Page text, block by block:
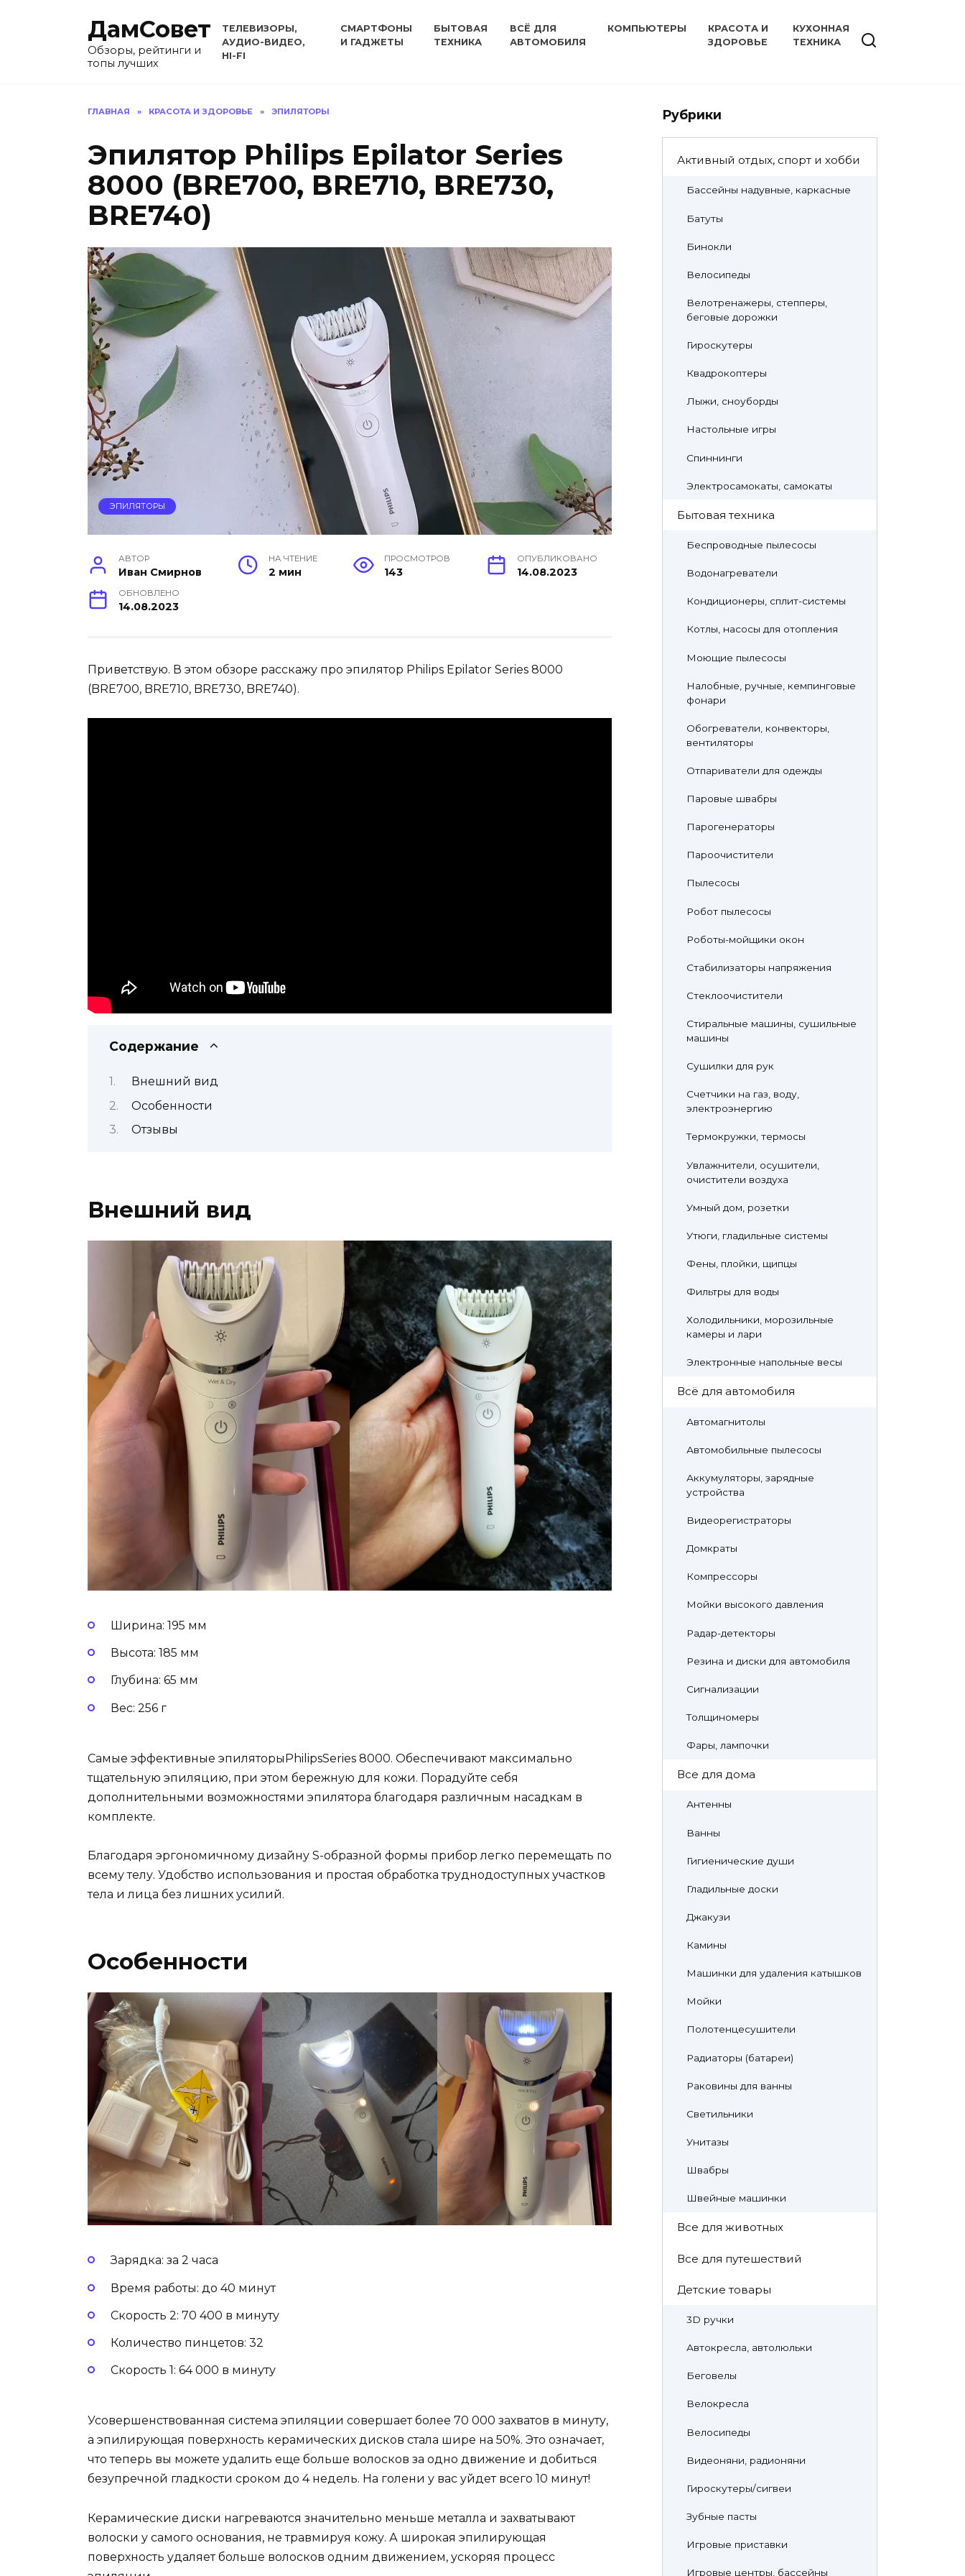
ДамСовет
Обзоры, рейтинги и
топы лучших
ТЕЛЕВИЗОРЫ,
АУДИО-ВИДЕО,
HI-FI
СМАРТФОНЫ
И ГАДЖЕТЫ
БЫТОВАЯ
ТЕХНИКА
ВСЁ ДЛЯ
АВТОМОБИЛЯ
КОМПЬЮТЕРЫ
КРАСОТА И
ЗДОРОВЬЕ
КУХОННАЯ
ТЕХНИКА
ГЛАВНАЯ » КРАСОТА И ЗДОРОВЬЕ » ЭПИЛЯТОРЫ
Эпилятор Philips Epilator Series
8000 (BRE700, BRE710, BRE730,
BRE740)
ЭПИЛЯТОРЫ
АВТОР
Иван Смирнов
НА ЧТЕНИЕ
2 мин
ПРОСМОТРОВ
143
ОПУБЛИКОВАНО
14.08.2023
ОБНОВЛЕНО
14.08.2023
Приветствую. В этом обзоре расскажу про эпилятор Philips Epilator Series 8000
(BRE700, BRE710, BRE730, BRE740).
Содержание
Внешний вид
Особенности
Отзывы
Внешний вид
Ширина: 195 мм
Высота: 185 мм
Глубина: 65 мм
Вес: 256 г
Самые эффективные эпиляторыPhilipsSeries 8000. Обеспечивают максимально
тщательную эпиляцию, при этом бережную для кожи. Порадуйте себя
дополнительными возможностями эпилятора благодаря различным насадкам в
комплекте.
Благодаря эргономичному дизайну S-образной формы прибор легко перемещать по
всему телу. Удобство использования и простая обработка труднодоступных участков
тела и лица без лишних усилий.
Особенности
Зарядка: за 2 часа
Время работы: до 40 минут
Скорость 2: 70 400 в минуту
Количество пинцетов: 32
Скорость 1: 64 000 в минуту
Усовершенствованная система эпиляции совершает более 70 000 захватов в минуту,
а эпилирующая поверхность керамических дисков стала шире на 50%. Это означает,
что теперь вы можете удалить еще больше волосков за одно движение и добиться
безупречной гладкости сроком до 4 недель. На голени у вас уйдет всего 10 минут!
Керамические диски нагреваются значительно меньше металла и захватывают
волоски у самого основания, не травмируя кожу. А широкая эпилирующая
поверхность удаляет больше волосков одним движением, ускоряя процесс
Рубрики
Активный отдых, спорт и хобби
Бассейны надувные, каркасные
Батуты
Бинокли
Велосипеды
Велотренажеры, степперы,
беговые дорожки
Гироскутеры
Квадрокоптеры
Лыжи, сноуборды
Настольные игры
Спиннинги
Электросамокаты, самокаты
Бытовая техника
Беспроводные пылесосы
Водонагреватели
Кондиционеры, сплит-системы
Котлы, насосы для отопления
Моющие пылесосы
Налобные, ручные, кемпинговые
фонари
Обогреватели, конвекторы,
вентиляторы
Отпариватели для одежды
Паровые швабры
Парогенераторы
Пароочистители
Пылесосы
Робот пылесосы
Роботы-мойщики окон
Стабилизаторы напряжения
Стеклоочистители
Стиральные машины, сушильные
машины
Сушилки для рук
Счетчики на газ, воду,
электроэнергию
Термокружки, термосы
Увлажнители, осушители,
очистители воздуха
Умный дом, розетки
Утюги, гладильные системы
Фены, плойки, щипцы
Фильтры для воды
Холодильники, морозильные
камеры и лари
Электронные напольные весы
Всё для автомобиля
Автомагнитолы
Автомобильные пылесосы
Аккумуляторы, зарядные
устройства
Видеорегистраторы
Домкраты
Компрессоры
Мойки высокого давления
Радар-детекторы
Резина и диски для автомобиля
Сигнализации
Толщиномеры
Фары, лампочки
Все для дома
Антенны
Ванны
Гигиенические души
Гладильные доски
Джакузи
Камины
Машинки для удаления катышков
Мойки
Полотенцесушители
Радиаторы (батареи)
Раковины для ванны
Светильники
Унитазы
Швабры
Швейные машинки
Все для животных
Все для путешествий
Детские товары
3D ручки
Автокресла, автолюльки
Беговелы
Велокресла
Велосипеды
Видеоняни, радионяни
Гироскутеры/сигвеи
Зубные пасты
Игровые приставки
Игровые центры, бассейны